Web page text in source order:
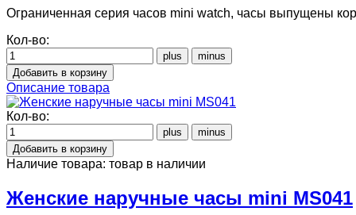
Ограниченная серия часов mini watch, часы выпущены
Кол-во:
Описание товара
Кол-во:
Наличие товара: товар в наличии
Женские наручные часы mini MS041